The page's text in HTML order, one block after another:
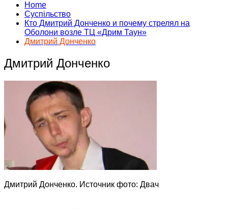
Home
Суспільство
Кто Дмитрий Донченко и почему стрелял на
Оболони возле ТЦ «Дрим Таун»
Дмитрий Донченко
Дмитрий Донченко
Дмитрий Донченко. Источник фото: Двач